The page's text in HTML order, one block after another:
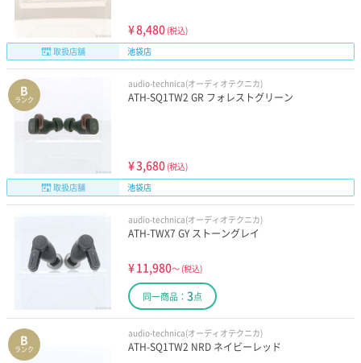
¥8,480 (税込)
取扱店舗
池袋店
B
ランク
audio-technica(オーディオテクニカ)
ATH-SQ1TW2 GR フォレストグリーン
¥3,680 (税込)
取扱店舗
池袋店
audio-technica(オーディオテクニカ)
ATH-TWX7 GY ストーングレイ
¥11,980～ (税込)
同一商品： 3点
B
ランク
audio-technica(オーディオテクニカ)
ATH-SQ1TW2 NRD ネイビーレッド